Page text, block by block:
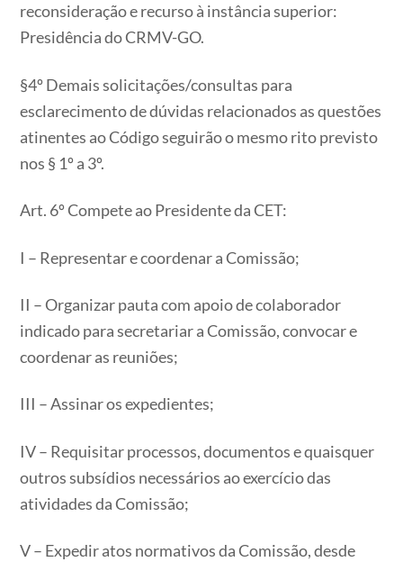
reconsideração e recurso à instância superior:
Presidência do CRMV-GO.
§4º Demais solicitações/consultas para
esclarecimento de dúvidas relacionados as questões
atinentes ao Código seguirão o mesmo rito previsto
nos § 1º a 3º.
Art. 6º Compete ao Presidente da CET:
I – Representar e coordenar a Comissão;
II – Organizar pauta com apoio de colaborador
indicado para secretariar a Comissão, convocar e
coordenar as reuniões;
III – Assinar os expedientes;
IV – Requisitar processos, documentos e quaisquer
outros subsídios necessários ao exercício das
atividades da Comissão;
V – Expedir atos normativos da Comissão, desde